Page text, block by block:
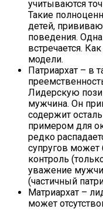
учитываются
Такие
детей,
поведения.
встречается.
модели.
Патриархат – в
Лидерскую
мужчина. Он
содержит
примером для
редко
супругов может
контроль
уважение
(частичный
Матриархат –
может